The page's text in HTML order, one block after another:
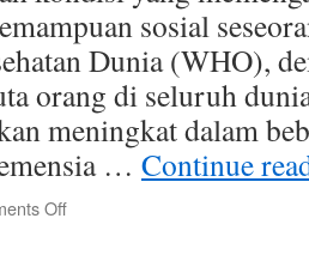
sosial
Dunia (WHO),
orang di seluruh
meningkat dalam
… Continue
Offon